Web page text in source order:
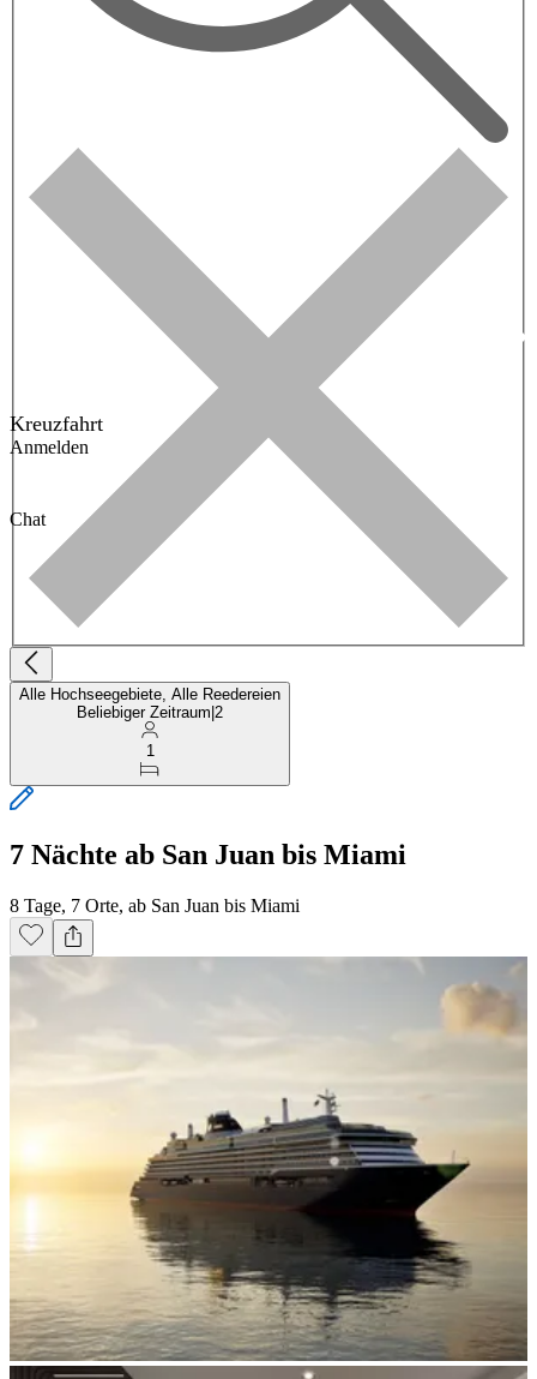
Kreuzfahrt
Anmelden
Chat
Alle Hochseegebiete, Alle Reedereien
Beliebiger Zeitraum 2
1
7 Nächte ab San Juan bis Miami
8 Tage, 7 Orte, ab San Juan bis Miami